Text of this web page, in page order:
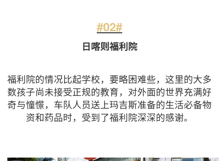
#02#
日喀则福利院
福利院的情况比起学校，要略困难些，这里的大多
数孩子尚未接受正规的教育，对外面的世界充满好
奇与憧憬，车队人员送上玛吉斯准备的生活必备物
资和药品时，受到了福利院深深的感谢。